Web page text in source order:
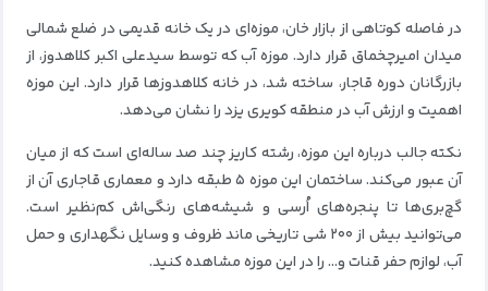
در فاصله کوتاهی از بازار خان، موزه‌ای در یک خانه قدیمی در ضلع شمالی
میدان امیرچخماق قرار دارد. موزه آب که توسط سیدعلی اکبر کلاهدوز، از
بازرگانان دوره قاجار، ساخته شد، در خانه کلاهدوزها قرار دارد. این موزه
اهمیت و ارزش آب در منطقه کویری یزد را نشان می‌دهد.
نکته جالب درباره این موزه، رشته کاریز چند صد ساله‌ای است که از میان
آن عبور می‌کند. ساختمان این موزه ۵ طبقه دارد و معماری قاجاری آن از
گچ‌بری‌ها تا پنجره‌های اُرسی و شیشه‌های رنگی‌اش کم‌نظیر است.
می‌توانید بیش از ۲۰۰ شی تاریخی ماند ظروف و وسایل نگهداری و حمل
آب، لوازم حفر قنات و… را در این موزه مشاهده کنید.